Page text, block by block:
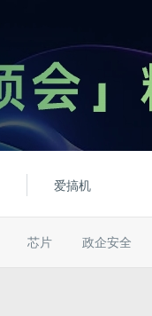
爱搞机
芯片 政企安全